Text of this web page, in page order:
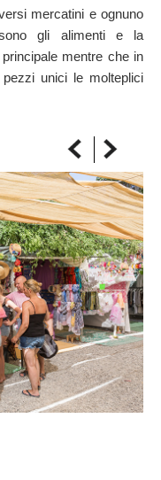
mercatini e ognuno
gli alimenti e la
mentre che in
unici le molteplici